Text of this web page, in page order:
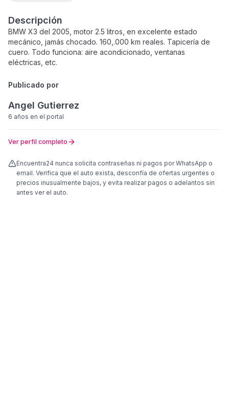
Descripción
BMW X3 del 2005, motor 2.5 litros, en excelente estado
mecánico, jamás chocado. 160,.000 km reales. Tapicería de
cuero. Todo funciona: aire acondicionado, ventanas
eléctricas, etc.
Publicado por
Angel Gutierrez
6 años en el portal
Ver perfil completo
Encuentra24 nunca solicita contraseñas ni pagos por WhatsApp o
email. Verifica que el auto exista, desconfía de ofertas urgentes o
precios inusualmente bajos, y evita realizar pagos o adelantos sin
antes ver el auto.